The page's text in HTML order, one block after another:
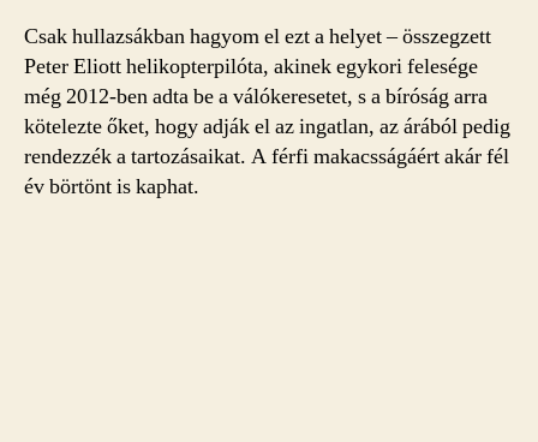
Csak hullazsákban hagyom el ezt a helyet – összegzett
Peter Eliott helikopterpilóta, akinek egykori felesége
még 2012-ben adta be a válókeresetet, s a bíróság arra
kötelezte őket, hogy adják el az ingatlan, az árából pedig
rendezzék a tartozásaikat. A férfi makacsságáért akár fél
év börtönt is kaphat.